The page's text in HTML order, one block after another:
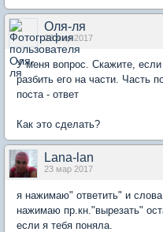
Оля-ля
23 мар 2017
У меня вопрос. Скажите,
разбить его на части. Часть
поста - ответ
Как это сделать?
Lana-lan
23 мар 2017
я нажимаю" ответить" и
нажимаю пр.кн."вырезать"
если я тебя поняла.